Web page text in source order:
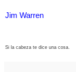
Jim Warren
Si la cabeza te dice una cosa.